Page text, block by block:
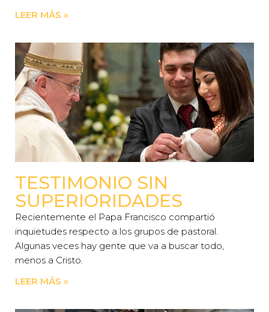
LEER MÁS »
TESTIMONIO SIN
SUPERIORIDADES
Recientemente el Papa Francisco compartió
inquietudes respecto a los grupos de pastoral.
Algunas veces hay gente que va a buscar todo,
menos a Cristo.
LEER MÁS »